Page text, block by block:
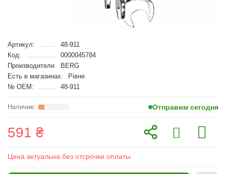
Артикул:
48-911
Код:
0000045784
Производители
BERG
Есть в магазинах:
Рівне
№ OEM:
48-911
Отправим сегодня
591 ₴
Цена актуальна без отсрочки оплаты